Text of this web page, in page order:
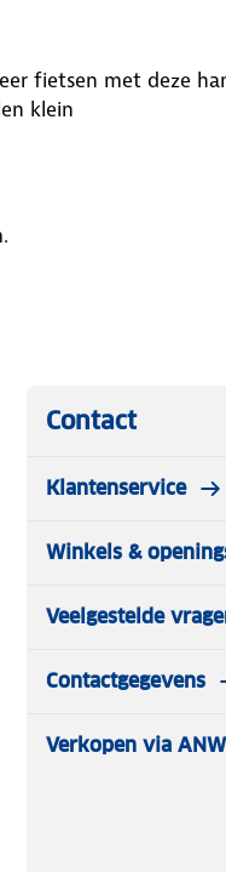
fietsen met deze
ze vallen klein
Contact
Klantenservice
Winkels &
Veelgestelde
Contactgegevens
Verkopen via